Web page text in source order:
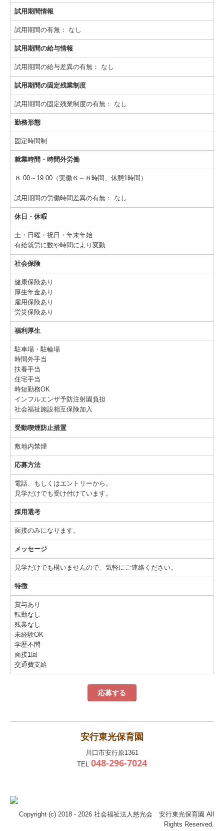
試用期間情報
試用期間の有無： なし
試用期間の給与情報
試用期間の給与差異の有無： なし
試用期間の固定残業制度
試用期間の固定残業制度の有無： なし
勤務形態
固定時間制
就業時間・時間外労働
８:00～19:00（実働６～８時間、休憩1時間）
試用期間の労働時間差異の有無： なし
休日・休暇
土・日曜・祝日・年末年始
有給就労に数や時間により変動
社会保険
健康保険あり
厚生年金あり
雇用保険あり
労災保険あり
福利厚生
駐車場・駐輪場
時間外手当
扶養手当
住宅手当
時短勤務OK
インフルエンザ予防注射園負担
社会福祉施設相互保険加入
受動喫煙防止措置
敷地内禁煙
応募方法
電話、もしくはエントリーから。
見学だけでも受け付けています。
採用選考
面接のみになります。
メッセージ
見学だけでも構いませんので、気軽にご連絡ください。
特徴
賞与あり
転勤なし
残業なし
未経験OK
学歴不問
面接1回
交通費支給
応募する
安行東光保育園
川口市安行原1361
TEL 048-296-7024
Copyright (c) 2018 - 2026 社会福祉法人慈光会 安行東光保育園 All
Rights Reserved.